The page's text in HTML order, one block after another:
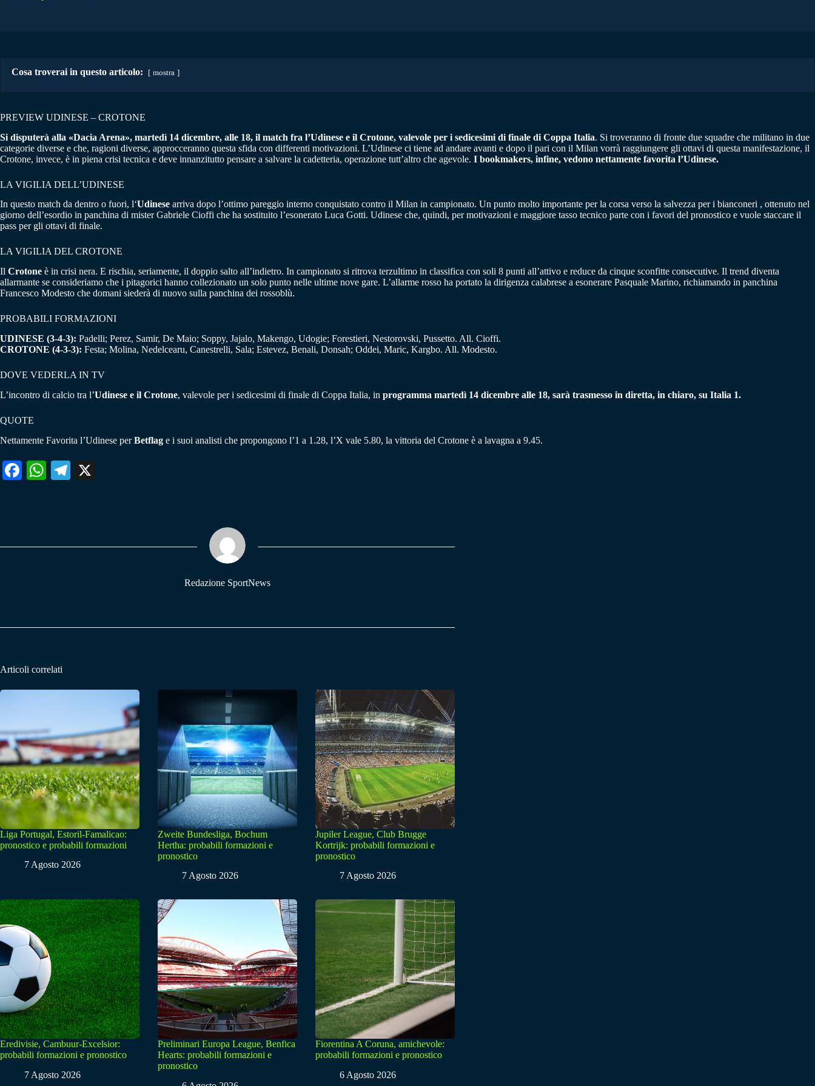
Cosa troverai in questo articolo: mostra
PREVIEW UDINESE – CROTONE
Si disputerà alla «Dacia Arena», martedì 14 dicembre, alle 18, il match fra l’Udinese e il Crotone, valevole per i sedicesimi di finale di Coppa Italia. Si troveranno di fronte due squadre che militano in due
categorie diverse e che, ragioni diverse, approcceranno questa sfida con differenti motivazioni. L’Udinese ci tiene ad andare avanti e dopo il pari con il Milan vorrà raggiungere gli ottavi di questa manifestazione, il
Crotone, invece, è in piena crisi tecnica e deve innanzitutto pensare a salvare la cadetteria, operazione tutt’altro che agevole. I bookmakers, infine, vedono nettamente favorita l’Udinese.
LA VIGILIA DELL’UDINESE
In questo match da dentro o fuori, l‘Udinese arriva dopo l’ottimo pareggio interno conquistato contro il Milan in campionato. Un punto molto importante per la corsa verso la salvezza per i bianconeri , ottenuto nel
giorno dell’esordio in panchina di mister Gabriele Cioffi che ha sostituito l’esonerato Luca Gotti. Udinese che, quindi, per motivazioni e maggiore tasso tecnico parte con i favori del pronostico e vuole staccare il
pass per gli ottavi di finale.
LA VIGILIA DEL CROTONE
Il Crotone è in crisi nera. E rischia, seriamente, il doppio salto all’indietro. In campionato si ritrova terzultimo in classifica con soli 8 punti all’attivo e reduce da cinque sconfitte consecutive. Il trend diventa
allarmante se consideriamo che i pitagorici hanno collezionato un solo punto nelle ultime nove gare. L’allarme rosso ha portato la dirigenza calabrese a esonerare Pasquale Marino, richiamando in panchina
Francesco Modesto che domani siederà di nuovo sulla panchina dei rossoblù.
PROBABILI FORMAZIONI
UDINESE (3-4-3): Padelli; Perez, Samir, De Maio; Soppy, Jajalo, Makengo, Udogie; Forestieri, Nestorovski, Pussetto. All. Cioffi.
CROTONE (4-3-3): Festa; Molina, Nedelcearu, Canestrelli, Sala; Estevez, Benali, Donsah; Oddei, Maric, Kargbo. All. Modesto.
DOVE VEDERLA IN TV
L’incontro di calcio tra l’Udinese e il Crotone, valevole per i sedicesimi di finale di Coppa Italia, in programma martedì 14 dicembre alle 18, sarà trasmesso in diretta, in chiaro, su Italia 1.
QUOTE
Nettamente Favorita l’Udinese perBetflag e i suoi analisti che propongono l’1 a 1.28, l’X vale 5.80, la vittoria del Crotone è a lavagna a 9.45.
Fa W
pp
Te
m
Redazione SportNews
Articoli correlati
Liga Portugal, Estoril-Famalicao:
pronostico e probabili formazioni
7 Agosto 2026
Zweite Bundesliga, Bochum
Hertha: probabili formazioni e
pronostico
7 Agosto 2026
Jupiler League, Club Brugge
Kortrijk: probabili formazioni e
pronostico
7 Agosto 2026
Eredivisie, Cambuur-Excelsior:
probabili formazioni e pronostico
7 Agosto 2026
Preliminari Europa League, Benfica
Hearts: probabili formazioni e
pronostico
Fiorentina A Coruna, amichevole:
probabili formazioni e pronostico
6 Agosto 2026